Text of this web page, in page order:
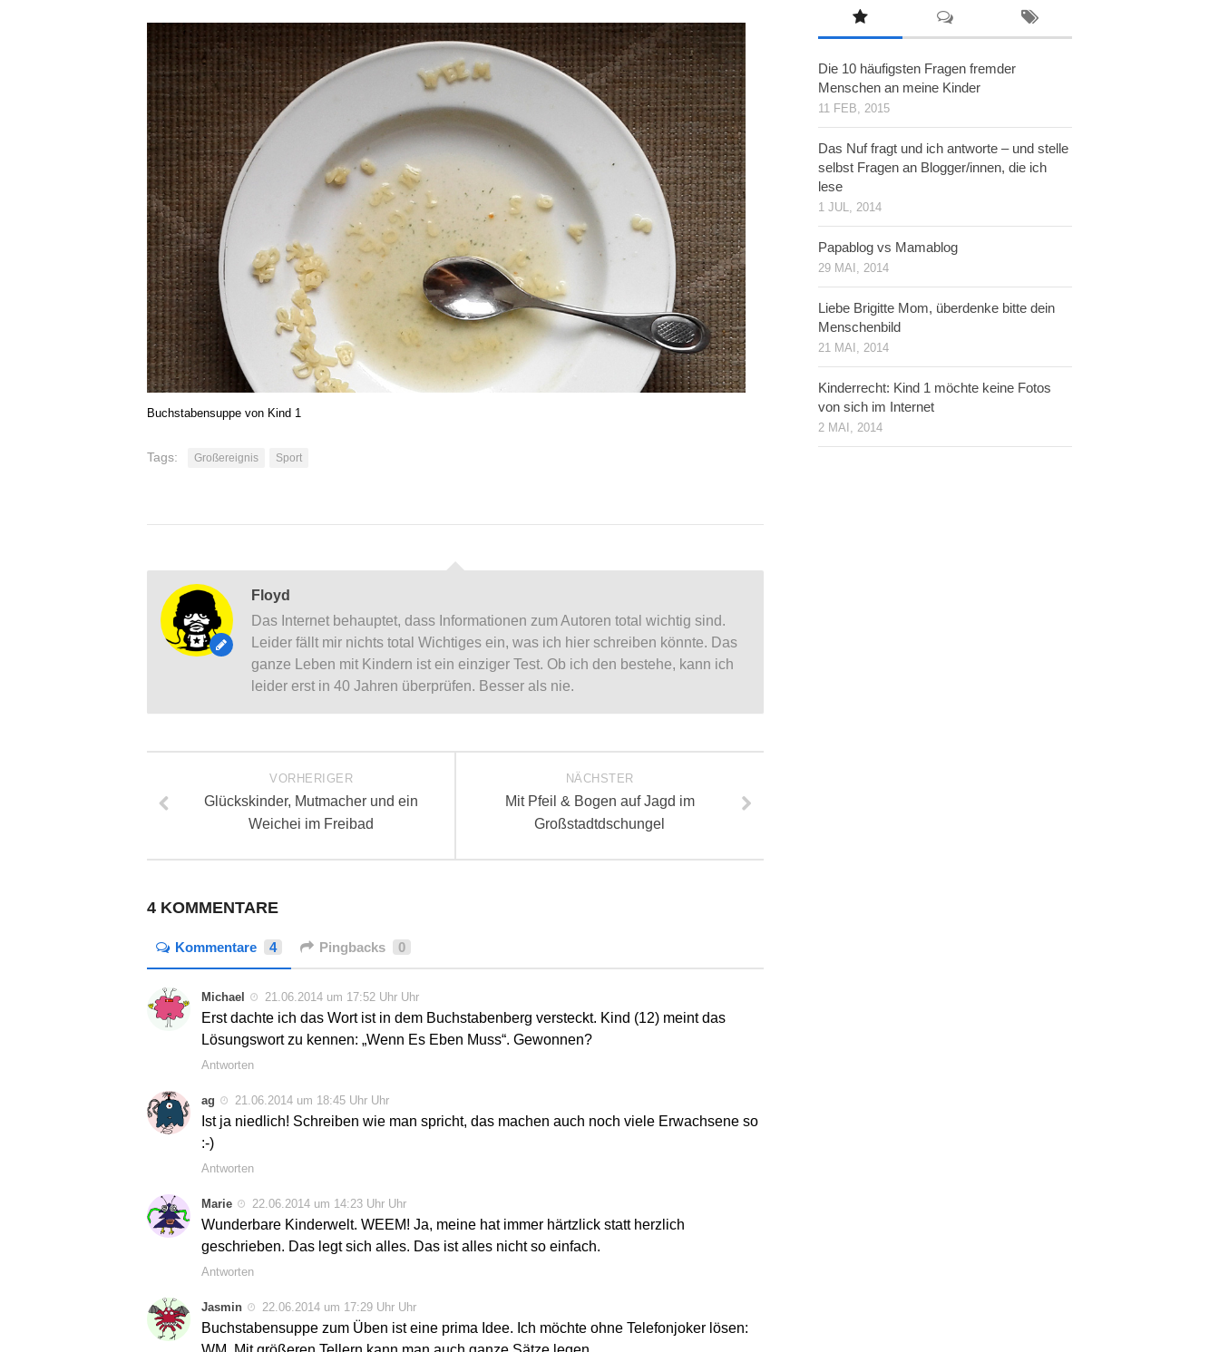
Buchstabensuppe von Kind 1
Tags: Großereignis Sport
Floyd
Das Internet behauptet, dass Informationen zum Autoren total wichtig sind.
Leider fällt mir nichts total Wichtiges ein, was ich hier schreiben könnte. Das
ganze Leben mit Kindern ist ein einziger Test. Ob ich den bestehe, kann ich
leider erst in 40 Jahren überprüfen. Besser als nie.
NÄCHSTER
Mit Pfeil & Bogen auf Jagd im
Großstadtdschungel
VORHERIGER
Glückskinder, Mutmacher und ein
Weichei im Freibad
4 KOMMENTARE
Kommentare 4 Pingbacks 0
Michael 21.06.2014 um 17:52 Uhr Uhr
Erst dachte ich das Wort ist in dem Buchstabenberg versteckt. Kind (12) meint das
Lösungswort zu kennen: „Wenn Es Eben Muss“. Gewonnen?
Antworten
ag 21.06.2014 um 18:45 Uhr Uhr
Ist ja niedlich! Schreiben wie man spricht, das machen auch noch viele Erwachsene so
:-)
Antworten
Marie 22.06.2014 um 14:23 Uhr Uhr
Wunderbare Kinderwelt. WEEM! Ja, meine hat immer härtzlick statt herzlich
geschrieben. Das legt sich alles. Das ist alles nicht so einfach.
Antworten
Jasmin 22.06.2014 um 17:29 Uhr Uhr
Buchstabensuppe zum Üben ist eine prima Idee. Ich möchte ohne Telefonjoker lösen:
Die 10 häufigsten Fragen fremder
Menschen an meine Kinder
11 FEB, 2015
Das Nuf fragt und ich antworte – und stelle
selbst Fragen an Blogger/innen, die ich
lese
1 JUL, 2014
Papablog vs Mamablog
29 MAI, 2014
Liebe Brigitte Mom, überdenke bitte dein
Menschenbild
21 MAI, 2014
Kinderrecht: Kind 1 möchte keine Fotos
von sich im Internet
2 MAI, 2014